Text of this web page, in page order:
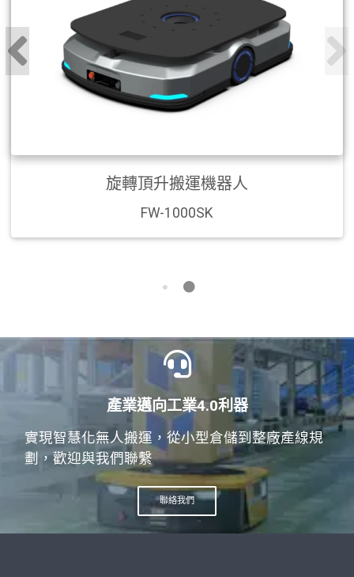
旋轉頂升搬運機器人
FW-1000SK
產業邁向工業4.0利器
實現智慧化無人搬運，從小型倉儲到整廠產線規
劃，歡迎與我們聯繫
聯絡我們